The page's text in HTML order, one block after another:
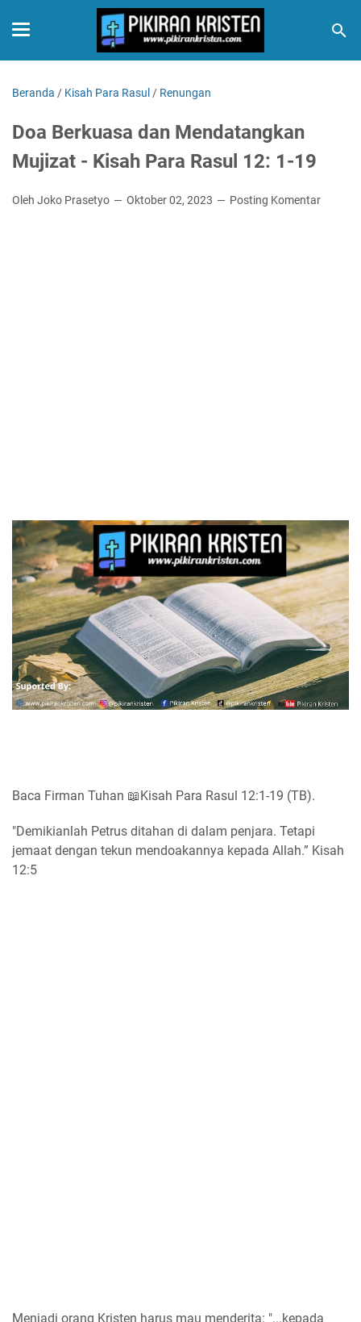
Beranda / Kisah Para Rasul / Renungan
Doa Berkuasa dan Mendatangkan
Mujizat - Kisah Para Rasul 12: 1-19
Oleh Joko Prasetyo Oktober 02, 2023 Posting Komentar
Baca Firman Tuhan 📖Kisah Para Rasul 12:1-19 (TB).
"Demikianlah Petrus ditahan di dalam penjara. Tetapi
jemaat dengan tekun mendoakannya kepada Allah.” Kisah
12:5
Menjadi orang Kristen harus mau menderita: "...kepada